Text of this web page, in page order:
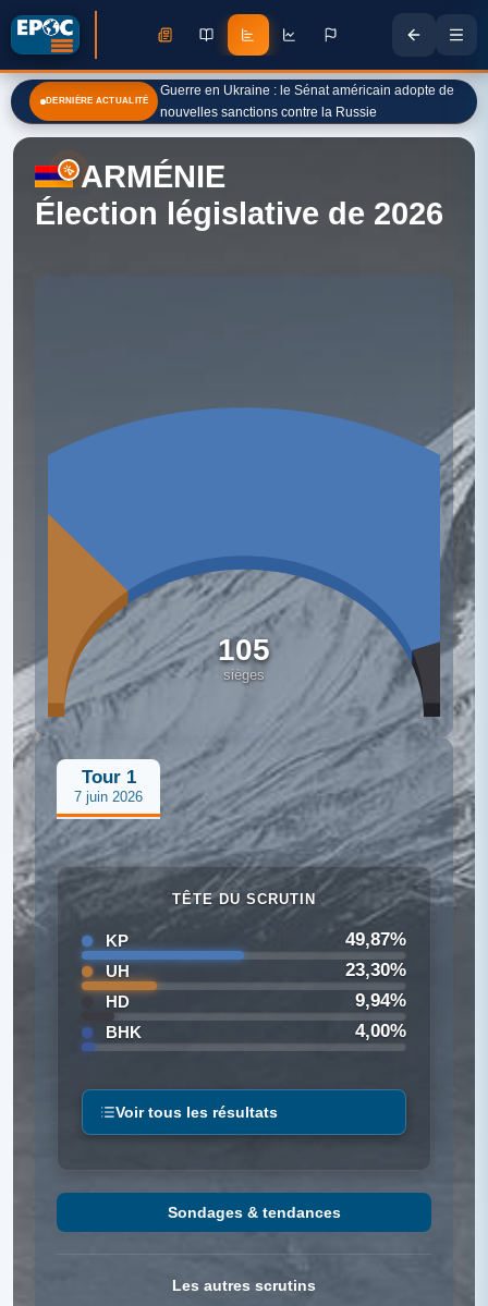
DERNIÈRE ACTUALITÉ
Guerre en Ukraine : le Sénat américain adopte de
nouvelles sanctions contre la Russie
ARMÉNIE
Élection législative de 2026
105
sièges
Tour 1
7 juin 2026
TÊTE DU SCRUTIN
KP 49,87%
UH 23,30%
HD 9,94%
BHK 4,00%
Voir tous les résultats
Sondages & tendances
Les autres scrutins